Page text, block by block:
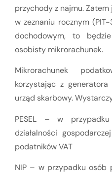
przychody z najmu.
w zeznaniu rocznym
dochodowym, to
osobisty mikrorachunek.
Mikrorachunek
korzystając z
urząd skarbowy.
PESEL – w
działalności
podatników VAT
NIP – w przypadku osób